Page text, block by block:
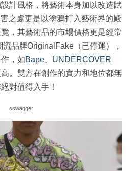
計風格，將藝術本身加以改造賦
之處更是以塗鴉打入藝術界的殿
，其藝術品的市場價格更是經常
品牌OriginalFake（已停運），
，如Bape、 UNDERCOVER
。雙方在創作的實力和地位都無
對值得入手！
sswagger